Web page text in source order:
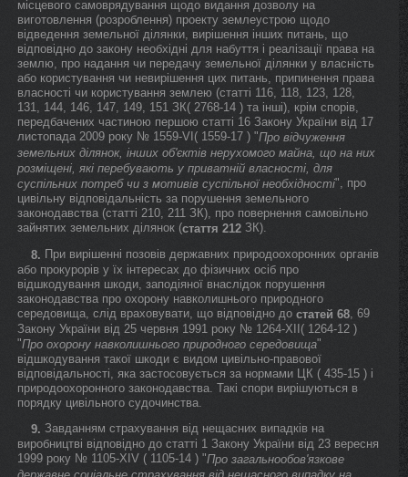
місцевого самоврядування щодо видання дозволу на
виготовлення (розроблення) проекту землеустрою щодо
відведення земельної ділянки, вирішення інших питань, що
відповідно до закону необхідні для набуття і реалізації права на
землю, про надання чи передачу земельної ділянки у власність
або користування чи невирішення цих питань, припинення права
власності чи користування землею (статті 116, 118, 123, 128,
131, 144, 146, 147, 149, 151 ЗК( 2768-14 ) та інші), крім спорів,
передбачених частиною першою статті 16 Закону України від 17
листопада 2009 року № 1559-VI( 1559-17 ) "Про відчуження
земельних ділянок, інших об'єктів нерухомого майна, що на них
розміщені, які перебувають у приватній власності, для
суспільних потреб чи з мотивів суспільної необхідності", про
цивільну відповідальність за порушення земельного
законодавства (статті 210, 211 ЗК), про повернення самовільно
зайнятих земельних ділянок (стаття 212 ЗК).
8. При вирішенні позовів державних природоохоронних органів
або прокурорів у їх інтересах до фізичних осіб про
відшкодування шкоди, заподіяної внаслідок порушення
законодавства про охорону навколишнього природного
середовища, слід враховувати, що відповідно до статей 68, 69
Закону України від 25 червня 1991 року № 1264-XII( 1264-12 )
"Про охорону навколишнього природного середовища"
відшкодування такої шкоди є видом цивільно-правової
відповідальності, яка застосовується за нормами ЦК ( 435-15 ) і
природоохоронного законодавства. Такі спори вирішуються в
порядку цивільного судочинства.
9. Завданням страхування від нещасних випадків на
виробництві відповідно до статті 1 Закону України від 23 вересня
1999 року № 1105-XIV ( 1105-14 ) "Про загальнообов'язкове